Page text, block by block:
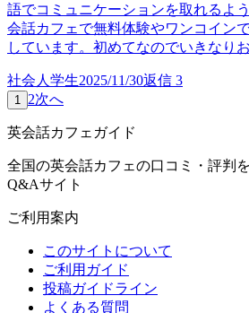
語でコミュニケーションを取れるよ
会話カフェで無料体験やワンコイン
しています。初めてなのでいきなり
社会人学生2025/11/30返信 3
1 2次へ
英会話カフェガイド
全国の英会話カフェの口コミ・評判
Q&Aサイト
ご利用案内
このサイトについて
ご利用ガイド
投稿ガイドライン
よくある質問